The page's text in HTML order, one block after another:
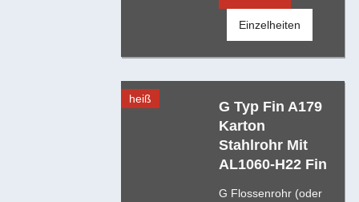
Einzelheiten
heiß
G Typ Fin A179
Karton
Stahlrohr Mit
AL1060-H22 Fin
G Flossenrohr (oder